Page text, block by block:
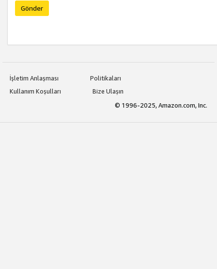
Gönder
İşletim Anlaşması
Politikaları
Kullanım Koşulları
Bize Ulaşın
© 1996-2025, Amazon.com, Inc.